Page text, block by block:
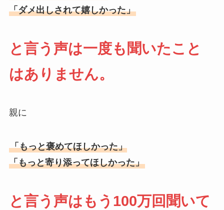
「ダメ出しされて嬉しかった」
と言う声は一度も聞いたこと
はありません。
親に
「もっと褒めてほしかった」
「もっと寄り添ってほしかった」
と言う声はもう100万回聞いて